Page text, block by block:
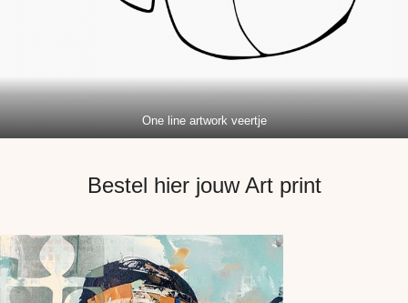
One line artwork veertje
Bestel hier jouw Art print